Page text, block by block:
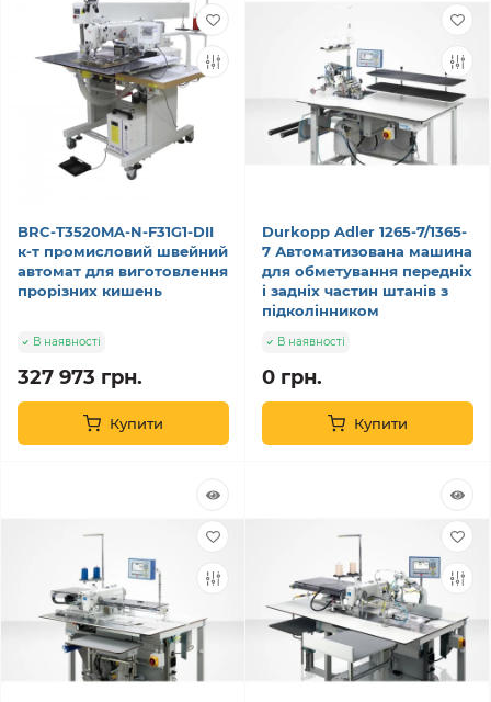
BRC-T3520MA-N-F31G1-DII
к-т промисловий швейний
автомат для виготовлення
прорізних кишень
В наявності
327 973 грн.
Купити
Durkopp Adler 1265-7/1365-
7 Автоматизована машина
для обметування передніх
і задніх частин штанів з
підколінником
В наявності
0 грн.
Купити